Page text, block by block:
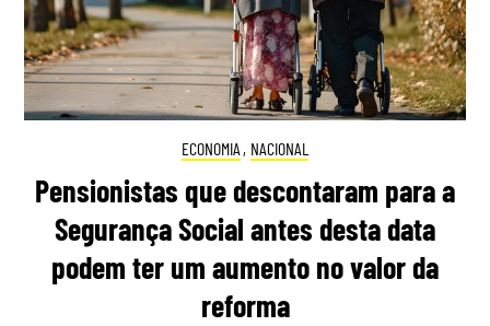
ECONOMIA , NACIONAL
Pensionistas que descontaram para a
Segurança Social antes desta data
podem ter um aumento no valor da
reforma